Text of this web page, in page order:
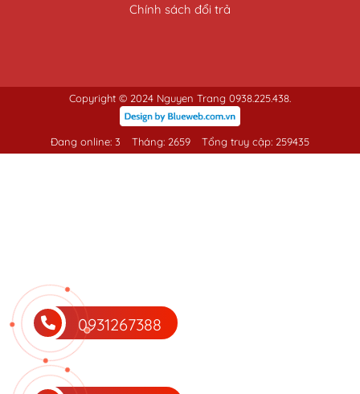
Chính sách đổi trả
Copyright © 2024 Nguyen Trang 0938.225.438.
Đang online: 3 Tháng: 2659 Tổng truy cập: 259435
0931267388